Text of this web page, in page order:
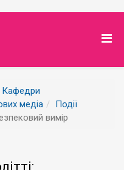
Кафедри
медіа
Події
вимір